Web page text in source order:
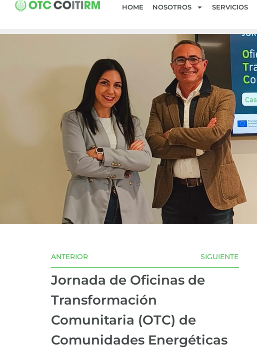
HOME NOSOTROS SERVICIOS
ANTERIOR SIGUIENTE
Jornada de Oficinas de
Transformación
Comunitaria (OTC) de
Comunidades Energéticas